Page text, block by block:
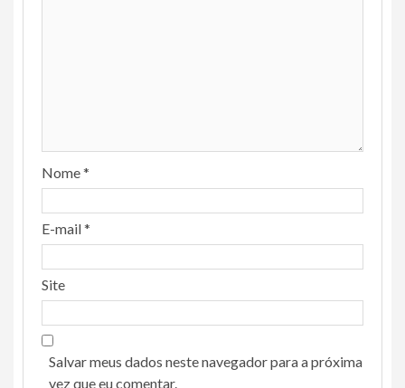
Nome*
E-mail*
Site
Salvar meus dados neste navegador para a próxima
vez que eu comentar.